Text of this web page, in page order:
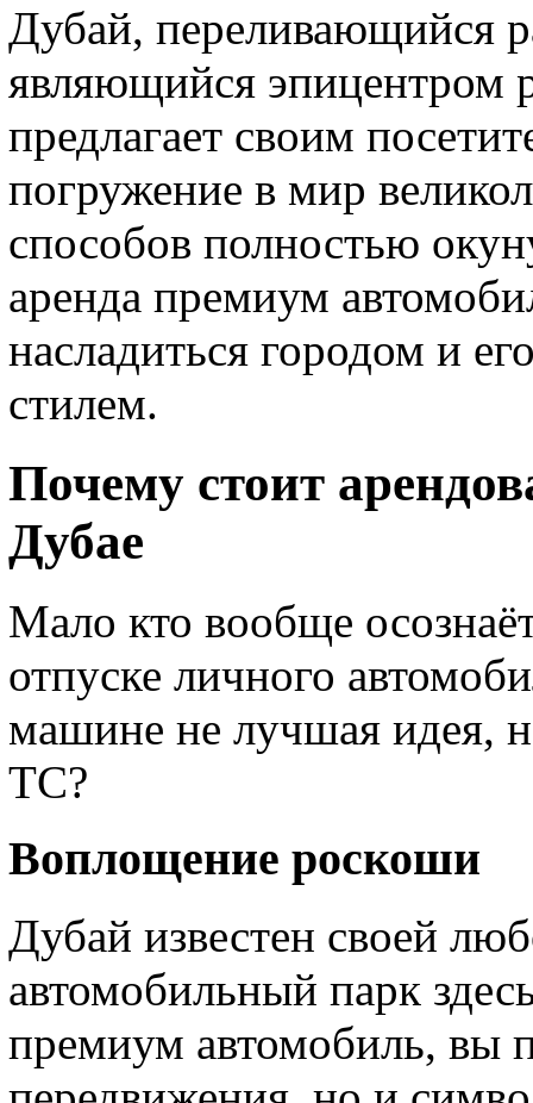
Дубай, переливающийся
являющийся эпицентром
предлагает своим
погружение в мир
способов полностью
аренда премиум
насладиться городом и
стилем.
Почему стоит
Дубае
Мало кто вообще
отпуске личного
машине не лучшая идея,
ТС?
Воплощение роскоши
Дубай известен своей
автомобильный парк
премиум автомобиль, вы